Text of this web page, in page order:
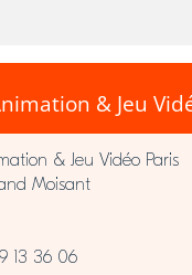
& Jeu
& Jeu Vidéo Paris
Moisant
13 36 06